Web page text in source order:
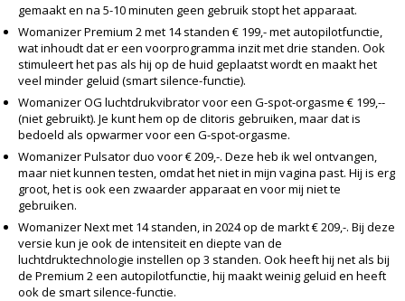
gemaakt en na 5-10 minuten geen gebruik stopt het apparaat.
Womanizer Premium 2 met 14 standen € 199,- met autopilotfunctie,
wat inhoudt dat er een voorprogramma inzit met drie standen. Ook
stimuleert het pas als hij op de huid geplaatst wordt en maakt het
veel minder geluid (smart silence-functie).
Womanizer OG luchtdrukvibrator voor een G-spot-orgasme € 199,--
(niet gebruikt). Je kunt hem op de clitoris gebruiken, maar dat is
bedoeld als opwarmer voor een G-spot-orgasme.
Womanizer Pulsator duo voor € 209,-. Deze heb ik wel ontvangen,
maar niet kunnen testen, omdat het niet in mijn vagina past. Hij is erg
groot, het is ook een zwaarder apparaat en voor mij niet te
gebruiken.
Womanizer Next met 14 standen, in 2024 op de markt € 209,-. Bij deze
versie kun je ook de intensiteit en diepte van de
luchtdruktechnologie instellen op 3 standen. Ook heeft hij net als bij
de Premium 2 een autopilotfunctie, hij maakt weinig geluid en heeft
ook de smart silence-functie.